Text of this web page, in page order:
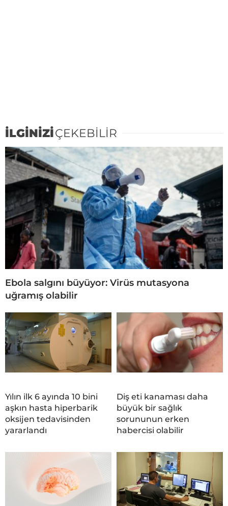
İLGİNİZİÇEKEBİLİR
Ebola salgını büyüyor: Virüs mutasyona
uğramış olabilir
Yılın ilk 6 ayında 10 bini
aşkın hasta hiperbarik
oksijen tedavisinden
yararlandı
Diş eti kanaması daha
büyük bir sağlık
sorununun erken
habercisi olabilir